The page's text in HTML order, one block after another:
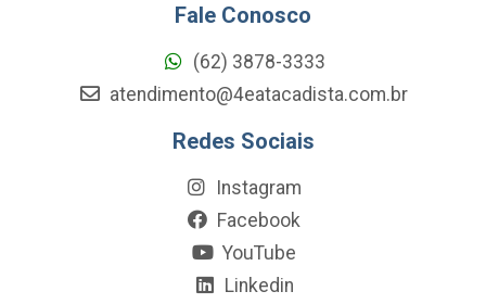
Fale Conosco
(62) 3878-3333
atendimento@4eatacadista.com.br
Redes Sociais
Instagram
Facebook
YouTube
Linkedin